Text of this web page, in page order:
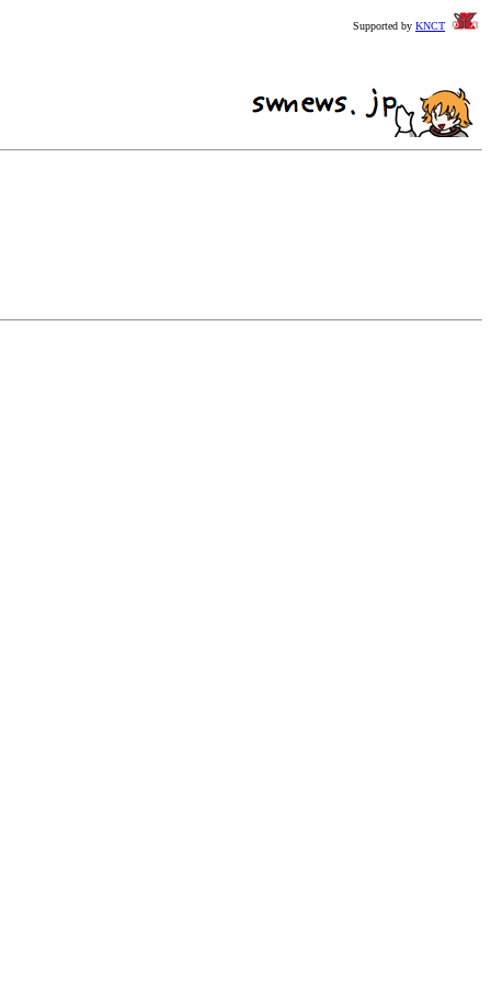
Supported by KNCT